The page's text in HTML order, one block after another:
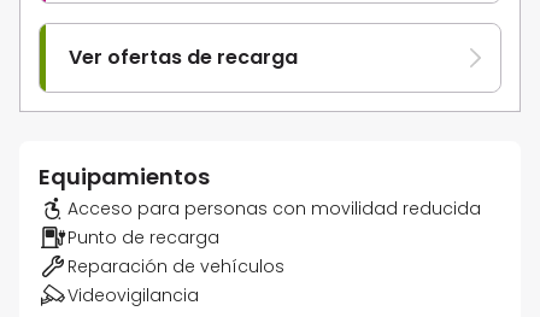
Ver ofertas de recarga
Equipamientos
Acceso para personas con movilidad reducida
Punto de recarga
Reparación de vehículos
Videovigilancia